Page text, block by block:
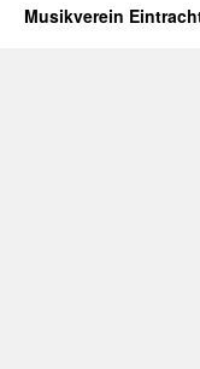
Musikverein